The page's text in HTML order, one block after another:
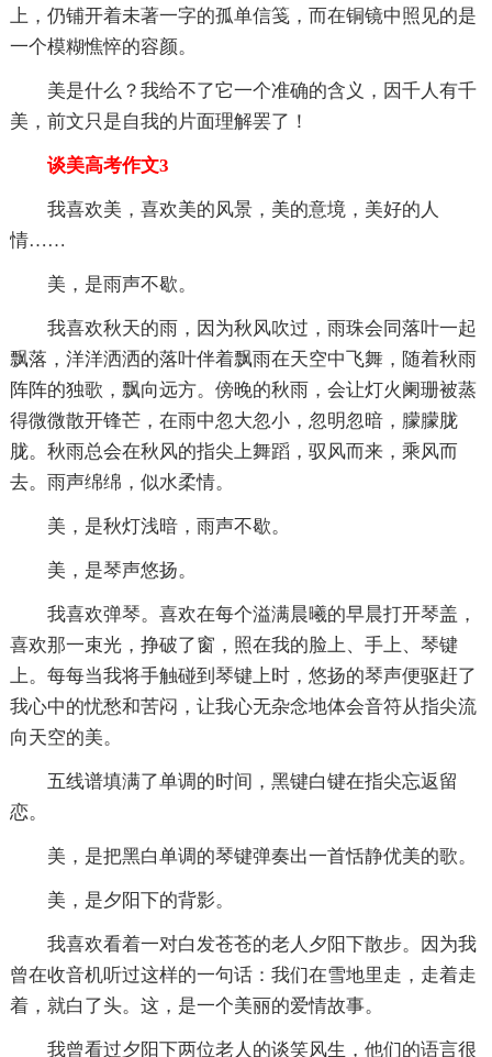
上，仍铺开着未著一字的孤单信笺，而在铜镜中照见的是
一个模糊憔悴的容颜。
美是什么？我给不了它一个准确的含义，因千人有千
美，前文只是自我的片面理解罢了！
谈美高考作文3
我喜欢美，喜欢美的风景，美的意境，美好的人
情……
美，是雨声不歇。
我喜欢秋天的雨，因为秋风吹过，雨珠会同落叶一起
飘落，洋洋洒洒的落叶伴着飘雨在天空中飞舞，随着秋雨
阵阵的独歌，飘向远方。傍晚的秋雨，会让灯火阑珊被蒸
得微微散开锋芒，在雨中忽大忽小，忽明忽暗，朦朦胧
胧。秋雨总会在秋风的指尖上舞蹈，驭风而来，乘风而
去。雨声绵绵，似水柔情。
美，是秋灯浅暗，雨声不歇。
美，是琴声悠扬。
我喜欢弹琴。喜欢在每个溢满晨曦的早晨打开琴盖，
喜欢那一束光，挣破了窗，照在我的脸上、手上、琴键
上。每每当我将手触碰到琴键上时，悠扬的琴声便驱赶了
我心中的忧愁和苦闷，让我心无杂念地体会音符从指尖流
向天空的美。
五线谱填满了单调的时间，黑键白键在指尖忘返留
恋。
美，是把黑白单调的琴键弹奏出一首恬静优美的歌。
美，是夕阳下的背影。
我喜欢看着一对白发苍苍的老人夕阳下散步。因为我
曾在收音机听过这样的一句话：我们在雪地里走，走着走
着，就白了头。这，是一个美丽的爱情故事。
我曾看过夕阳下两位老人的谈笑风生，他们的语言很